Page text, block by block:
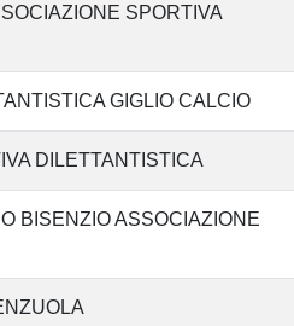
SPORTIVA
GIGLIO CALCIO
DILETTANTISTICA
BISENZIO ASSOCIAZIONE